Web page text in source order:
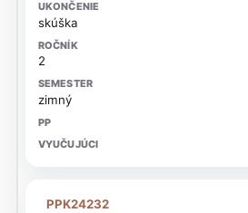
skúška
2
zimný
PPK24232